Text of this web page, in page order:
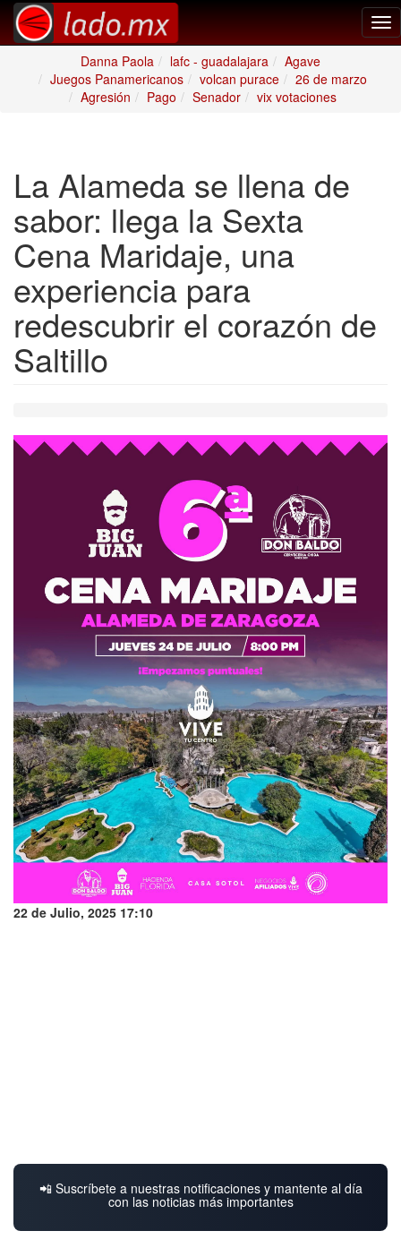
Danna Paola
lafc - guadalajara
Agave
Juegos Panamericanos
volcan purace
26 de marzo
Agresión
Pago Senador vix votaciones
La Alameda se llena de
sabor: llega la Sexta
Cena Maridaje, una
experiencia para
redescubrir el corazón de
Saltillo
22 de Julio, 2025 17:10
📲 Suscríbete a nuestras notificaciones y mantente al día
con las noticias más importantes